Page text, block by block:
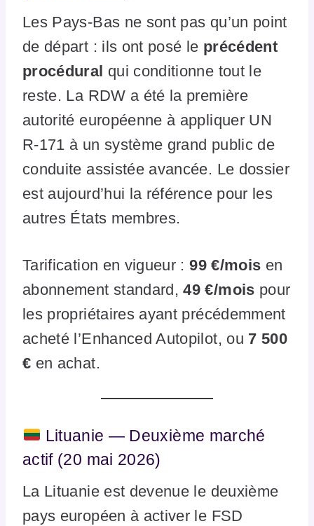
Les Pays-Bas ne sont pas qu’un point
de départ : ils ont posé le précédent
procédural qui conditionne tout le
reste. La RDW a été la première
autorité européenne à appliquer UN
R-171 à un système grand public de
conduite assistée avancée. Le dossier
est aujourd’hui la référence pour les
autres États membres.
Tarification en vigueur :99 €/mois en
abonnement standard,49 €/mois pour
les propriétaires ayant précédemment
acheté l’Enhanced Autopilot, ou 7 500
€ en achat.
Lituanie — Deuxième marché
actif (20 mai 2026)
La Lituanie est devenue le deuxième
pays européen à activer le FSD